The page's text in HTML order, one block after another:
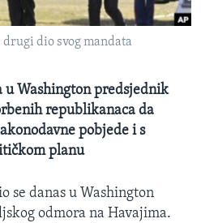
dio svog mandata
u Washington predsjednik
republikanaca da
pobjede i s
planu
se danas u Washington
odmora na Havajima.